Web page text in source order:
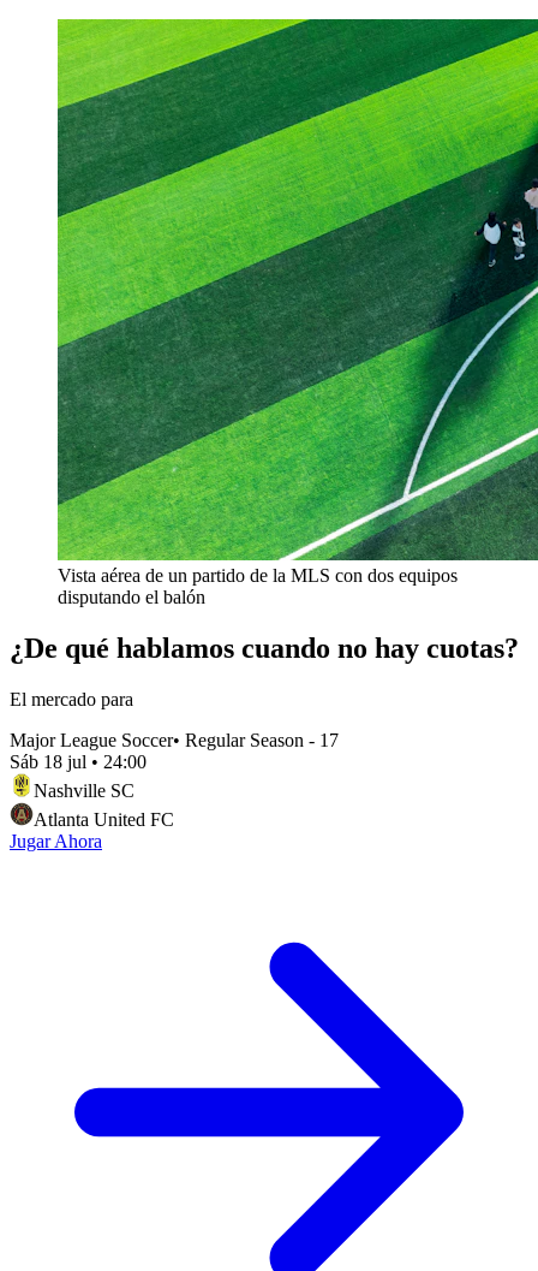
Vista aérea de un partido de la MLS con dos equipos
disputando el balón
¿De qué hablamos cuando no hay cuotas?
El mercado para
Major League Soccer• Regular Season - 17
Sáb 18 jul • 24:00
Nashville SC
Atlanta United FC
Jugar Ahora